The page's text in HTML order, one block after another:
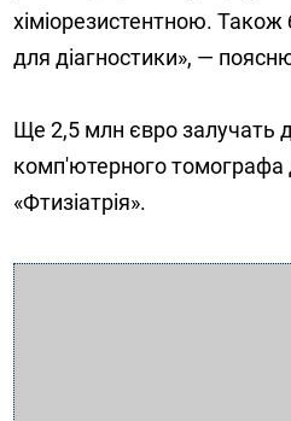
хіміорезистентною. Також
для діагностики», —
Ще 2,5 млн євро залучать
комп'ютерного
«Фтизіатрія».